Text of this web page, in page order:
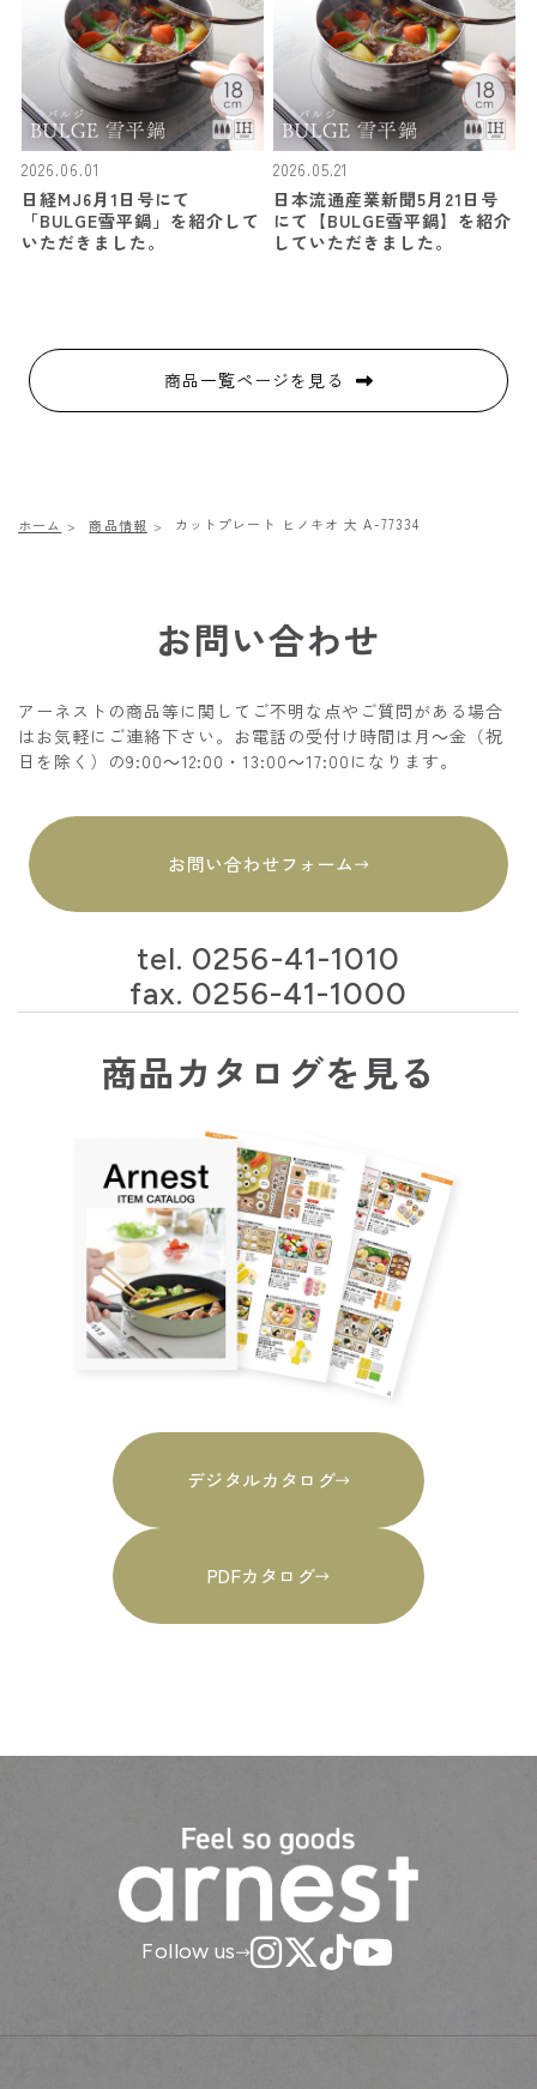
2026.06.01
日経MJ6月1日号にて
「BULGE雪平鍋」を紹介して
いただきました。
2026.05.21
日本流通産業新聞5月21日号
にて【BULGE雪平鍋】を紹介
していただきました。
商品一覧ページを見る
ホーム 商品情報 カットプレート ヒノキオ 大 A-77334
お問い合わせ
アーネストの商品等に関してご不明な点やご質問がある場合
はお気軽にご連絡下さい。お電話の受付け時間は月～金（祝
日を除く）の9:00～12:00・13:00～17:00になります。
お問い合わせフォーム
tel. 0256-41-1010
fax. 0256-41-1000
商品カタログを見る
デジタルカタログ
PDFカタログ
Follow us